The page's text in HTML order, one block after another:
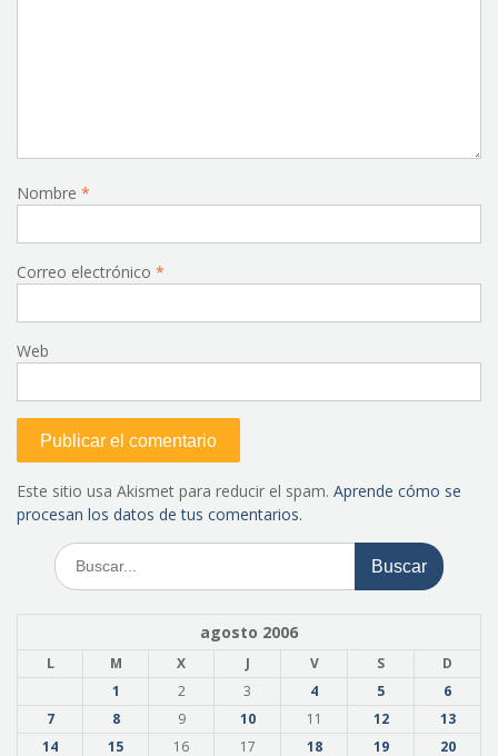
Nombre *
Correo electrónico *
Web
Este sitio usa Akismet para reducir el spam. Aprende cómo se
procesan los datos de tus comentarios.
Buscar:
agosto 2006
L M X J V S
D
1
2 3 4 5
6
7
8 9 10 11 12
13
14
15 16 17 18 19 20